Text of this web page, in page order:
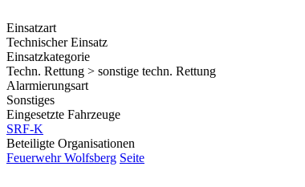
Einsatzart
Technischer Einsatz
Einsatzkategorie
Techn. Rettung > sonstige techn. Rettung
Alarmierungsart
Sonstiges
Eingesetzte Fahrzeuge
SRF-K
Beteiligte Organisationen
Feuerwehr Wolfsberg Seite